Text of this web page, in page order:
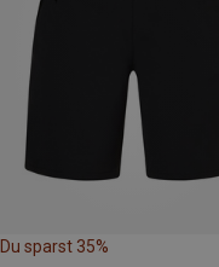
Du sparst 35%